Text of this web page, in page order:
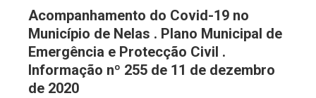
Acompanhamento do Covid-19 no
Município de Nelas . Plano Municipal de
Emergência e Protecção Civil .
Informação nº 255 de 11 de dezembro
de 2020